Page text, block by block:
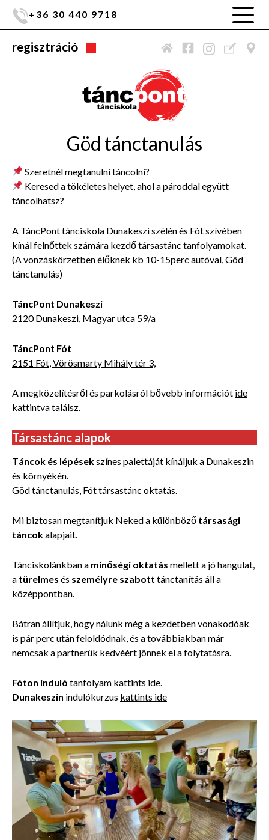
+36 30 440 9718
regisztráció
Göd tánctanulás
Szeretnél megtanulni táncolni?
Keresed a tökéletes helyet, ahol a pároddal együtt
táncolhatsz?
A TáncPont tánciskola Dunakeszi szélén és Fót szívében
kínál felnőttek számára kezdő társastánc tanfolyamokat.
(A vonzáskörzetben élőknek kb 10-15perc autóval, Göd
tánctanulás)
TáncPont Dunakeszi
2120 Dunakeszi, Magyar utca 59/a
TáncPont Fót
2151 Fót, Vörösmarty Mihály tér 3,
A megközelítésről és parkolásról bővebb információt ide
kattintvatalálsz.
Társastánc alapok
Táncok és lépésekszínes palettáját kínáljuk a Dunakeszin
és környékén.
Göd tánctanulás, Fót társastánc oktatás.
Mi biztosan megtanítjuk Neked a különböző társasági
táncokalapjait.
Tánciskolánkban a minőségi oktatás mellett a jó hangulat,
a türelmes és személyre szabott tánctanítás áll a
középpontban.
Bátran állítjuk, hogy nálunk még a kezdetben vonakodóak
is pár perc után feloldódnak, és a továbbiakban már
nemcsak a partnerük kedvéért jönnek el a folytatásra.
Fóton induló tanfolyam kattints ide.
Dunakeszin indulókurzus kattints ide